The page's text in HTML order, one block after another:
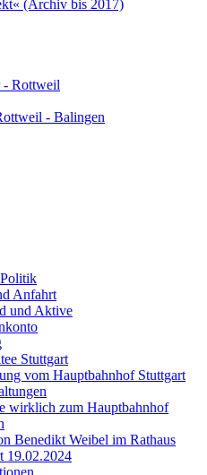
(Archiv bis 2017)
- Rottweil
- Balingen
Anfahrt
und Aktive
Stuttgart
vom Hauptbahnhof Stuttgart
wirklich zum Hauptbahnhof
Benedikt Weibel im Rathaus
19.02.2024